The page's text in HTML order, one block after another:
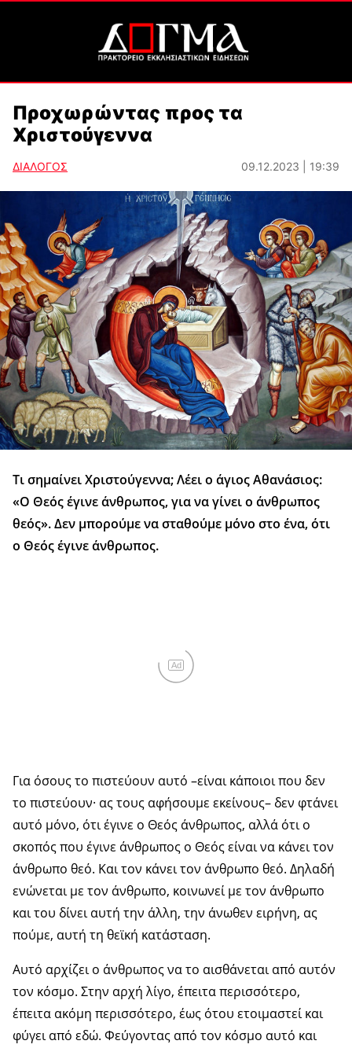
Προχωρώντας προς τα
Χριστούγεννα
ΔΙΑΛΟΓΟΣ 09.12.2023 | 19:39
Τι σημαίνει Χριστούγεννα; Λέει ο άγιος Αθανάσιος:
«Ο Θεός έγινε άνθρωπος, για να γίνει ο άνθρωπος
θεός». Δεν μπορούμε να σταθούμε μόνο στο ένα, ότι
ο Θεός έγινε άνθρωπος.
Ad
Για όσους το πιστεύουν αυτό –είναι κάποιοι που δεν
το πιστεύουν· ας τους αφήσουμε εκείνους– δεν φτάνει
αυτό μόνο, ότι έγινε ο Θεός άνθρωπος, αλλά ότι ο
σκοπός που έγινε άνθρωπος ο Θεός είναι να κάνει τον
άνθρωπο θεό. Και τον κάνει τον άνθρωπο θεό. Δηλαδή
ενώνεται με τον άνθρωπο, κοινωνεί με τον άνθρωπο
και του δίνει αυτή την άλλη, την άνωθεν ειρήνη, ας
πούμε, αυτή τη θεϊκή κατάσταση.
Αυτό αρχίζει ο άνθρωπος να το αισθάνεται από αυτόν
τον κόσμο. Στην αρχή λίγο, έπειτα περισσότερο,
έπειτα ακόμη περισσότερο, έως ότου ετοιμαστεί και
φύγει από εδώ. Φεύγοντας από τον κόσμο αυτό και